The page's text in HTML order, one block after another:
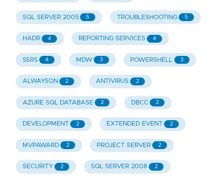
SQL SERVER 2005 5 TROUBLESHOOTING 5
HADR 4 REPORTING SERVICES 4
SSRS 4 MDW 3 POWERSHELL 3
ALWAYSON 2 ANTIVIRUS 2
AZURE SQL DATABASE 2 DBCC 2
DEVELOPMENT 2 EXTENDED EVENT 2
MVPAWARD 2 PROJECT SERVER 2
SECURITY 2 SQL SERVER 2008 2